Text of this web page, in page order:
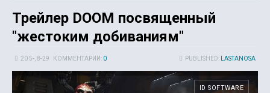
Трейлер DOOM посвященный
"жестоким добиваниям"
PUBLISHED: LASTANOSA
20 5-, 8-29 КОММЕНТАРИИ: 0
ID SOFTWARE